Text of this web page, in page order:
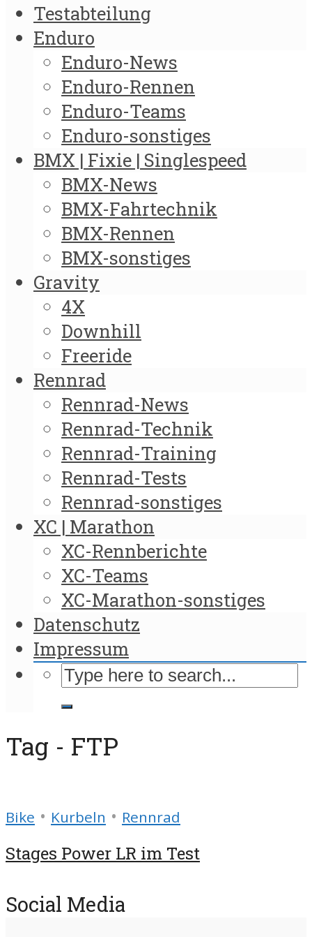
Testabteilung
Enduro
Enduro-News
Enduro-Rennen
Enduro-Teams
Enduro-sonstiges
BMX | Fixie | Singlespeed
BMX-News
BMX-Fahrtechnik
BMX-Rennen
BMX-sonstiges
Gravity
4X
Downhill
Freeride
Rennrad
Rennrad-News
Rennrad-Technik
Rennrad-Training
Rennrad-Tests
Rennrad-sonstiges
XC | Marathon
XC-Rennberichte
XC-Teams
XC-Marathon-sonstiges
Datenschutz
Impressum
Tag - FTP
Bike • Kurbeln • Rennrad
Stages Power LR im Test
Social Media